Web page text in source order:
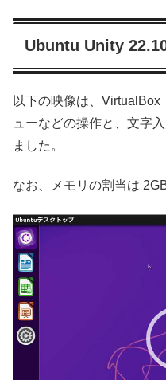
Ubuntu Unity
以下の映像は、VirtualBox
ューなどの操作と、文字
ました。
なお、メモリの割当は
動
画
プ
レ
ー
ヤ